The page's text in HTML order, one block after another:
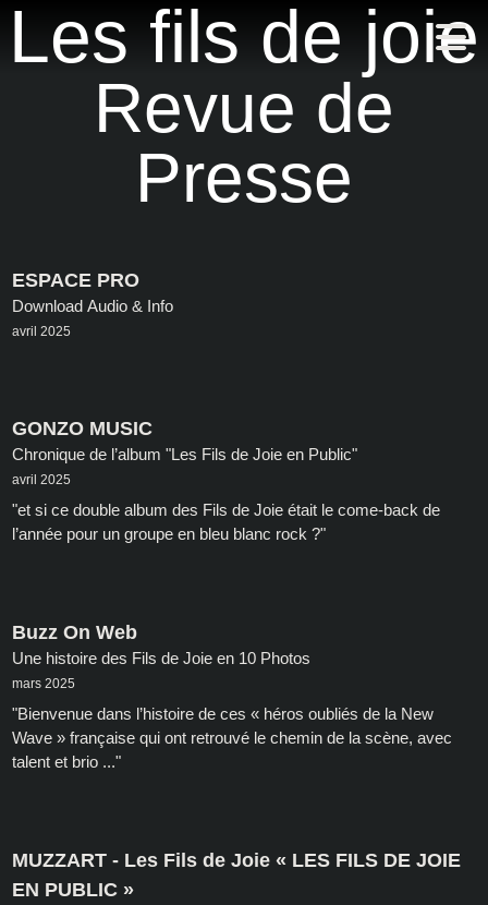
Les fils de joie
Discographie
Presse
Photos
Revue de
Presse
ESPACE PRO
Download Audio & Info
avril 2025
GONZO MUSIC
Chronique de l’album "Les Fils de Joie en Public"
avril 2025
"et si ce double album des Fils de Joie était le come-back de
l’année pour un groupe en bleu blanc rock ?"
Buzz On Web
Une histoire des Fils de Joie en 10 Photos
mars 2025
"Bienvenue dans l’histoire de ces « héros oubliés de la New
Wave » française qui ont retrouvé le chemin de la scène, avec
talent et brio ..."
MUZZART - Les Fils de Joie « LES FILS DE JOIE
EN PUBLIC »